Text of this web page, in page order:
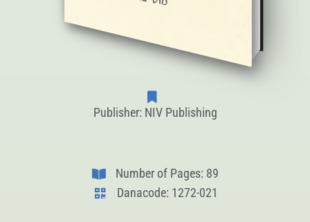
Publisher: NIV Publishing
Number of Pages: 89
Danacode: 1272-021